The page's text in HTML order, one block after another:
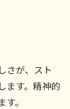
さが、スト
ます。精神的
。